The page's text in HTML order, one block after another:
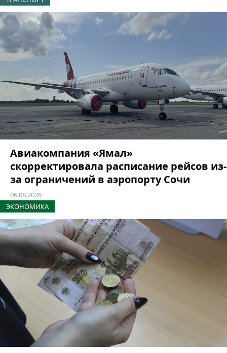
Авиакомпания «Ямал»
скорректировала расписание рейсов из-
за ограничений в аэропорту Сочи
06.08.2026
ЭКОНОМИКА